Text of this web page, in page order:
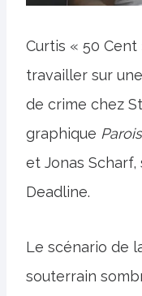
Curtis « 50
travailler sur
de crime chez
graphique
et Jonas
Deadline.
Le scénario de
souterrain